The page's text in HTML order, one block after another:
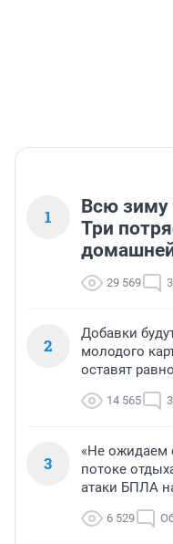
1
Всю зиму
Три
29 569 3
2
Добавки
молодого
оставят
14 565 3
3
«Не ожидаем
потоке
атаки БПЛА
6 529